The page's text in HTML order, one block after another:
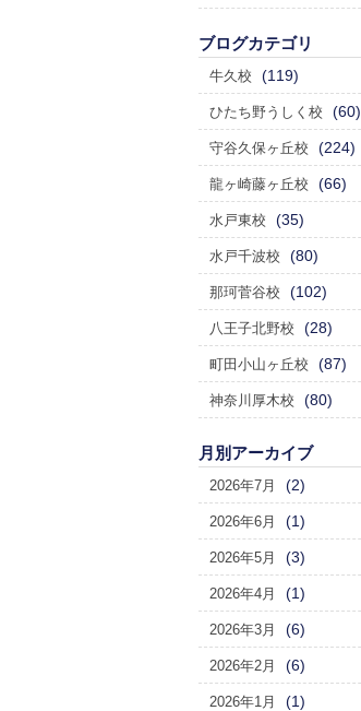
ブログカテゴリ
牛久校 (119)
ひたち野うしく校 (60)
守谷久保ヶ丘校 (224)
龍ヶ崎藤ヶ丘校 (66)
水戸東校 (35)
水戸千波校 (80)
那珂菅谷校 (102)
八王子北野校 (28)
町田小山ヶ丘校 (87)
神奈川厚木校 (80)
月別アーカイブ
2026年7月 (2)
2026年6月 (1)
2026年5月 (3)
2026年4月 (1)
2026年3月 (6)
2026年2月 (6)
2026年1月 (1)